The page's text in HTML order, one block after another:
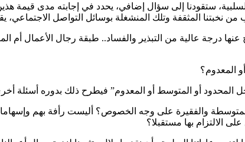
نخبتنا المثقفة وتلك المنشغلة بوسائل التواصل الاجتماعي،
عنها درجة عالية من التبذير والفساد.. طبقة رجال الأعمال
المعدوم؟
المحدود أو المتوسط أو المعدوم” فيطرح ذلك بدوره أسئلة
المتوسطة والفقيرة على وجه الخصوص؟ أليست رأفة بهم
الالتزام بها مستقبلا؟